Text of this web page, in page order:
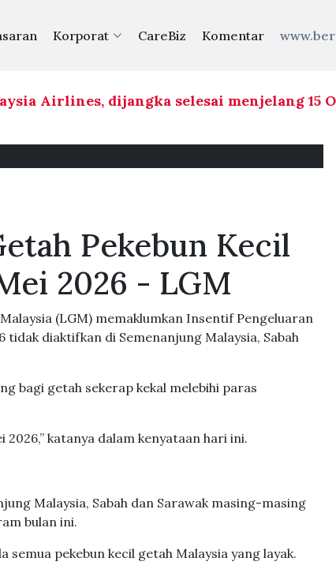
Korporat CareBiz Komentar
Airlines, dijangka selesai menjelang 15
Pekebun Kecil
2026 - LGM
(LGM) memaklumkan Insentif Pengeluaran
tidak diaktifkan di Semenanjung Malaysia, Sabah
bagi getah sekerap kekal melebihi paras
2026,” katanya dalam kenyataan hari ini.
Malaysia, Sabah dan Sarawak masing-masing
bulan ini.
pekebun kecil getah Malaysia yang layak.